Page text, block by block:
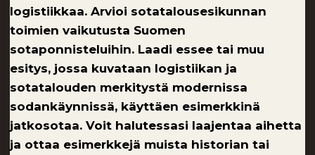
logistiikkaa. Arvioi sotatalousesikunnan
toimien vaikutusta Suomen
sotaponnisteluihin. Laadi essee tai muu
esitys, jossa kuvataan logistiikan ja
sotatalouden merkitystä modernissa
sodankäynnissä, käyttäen esimerkkinä
jatkosotaa. Voit halutessasi laajentaa aihetta
ja ottaa esimerkkejä muista historian tai